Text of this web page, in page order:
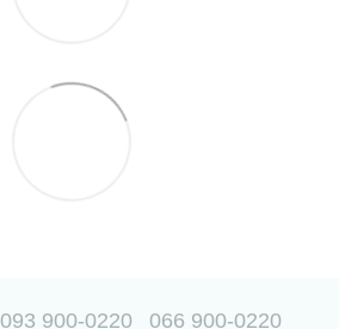
093 900-0220 066 900-0220